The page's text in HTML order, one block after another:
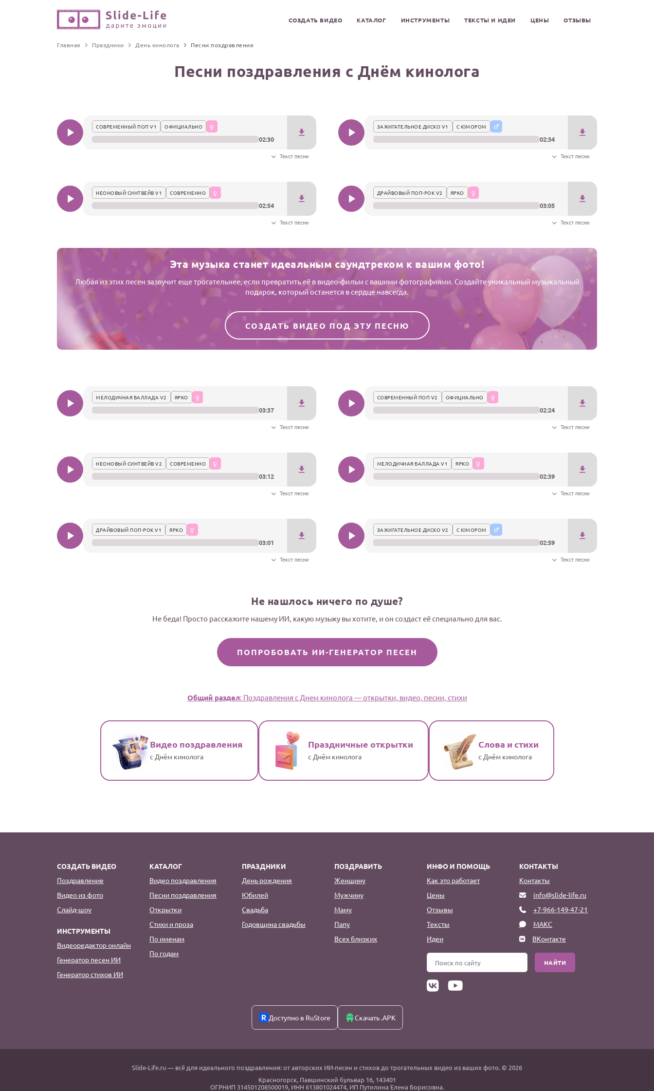
СОЗДАТЬ ВИДЕО КАТАЛОГ ИНСТРУМЕНТЫ ТЕКСТЫ И ИДЕИ ЦЕНЫ ОТЗЫВЫ
Главная Праздники День кинолога Песни поздравления
Песни поздравления с Днём кинолога
СОВРЕМЕННЫЙ ПОП V1 ОФИЦИАЛЬНО
02:30
Текст песни
ЗАЖИГАТЕЛЬНОЕ ДИСКО V1 С ЮМОРОМ
02:34
Текст песни
НЕОНОВЫЙ СИНТВЕЙВ V1 СОВРЕМЕННО
02:54
Текст песни
ДРАЙВОВЫЙ ПОП-РОК V2 ЯРКО
03:05
Текст песни
Эта музыка станет идеальным саундтреком к вашим фото!
Любая из этих песен зазвучит еще трогательнее, если превратить её в видео-фильм с вашими фотографиями. Создайте уникальный музыкальный
подарок, который останется в сердце навсегда.
СОЗДАТЬ ВИДЕО ПОД ЭТУ ПЕСНЮ
МЕЛОДИЧНАЯ БАЛЛАДА V2 ЯРКО
03:37
Текст песни
СОВРЕМЕННЫЙ ПОП V2 ОФИЦИАЛЬНО
02:24
Текст песни
НЕОНОВЫЙ СИНТВЕЙВ V2 СОВРЕМЕННО
03:12
Текст песни
МЕЛОДИЧНАЯ БАЛЛАДА V1 ЯРКО
02:39
Текст песни
ДРАЙВОВЫЙ ПОП-РОК V1 ЯРКО
03:01
Текст песни
ЗАЖИГАТЕЛЬНОЕ ДИСКО V2 С ЮМОРОМ
02:59
Текст песни
Не нашлось ничего по душе?
Не беда! Просто расскажите нашему ИИ, какую музыку вы хотите, и он создаст её специально для вас.
ПОПРОБОВАТЬ ИИ-ГЕНЕРАТОР ПЕСЕН
Общий раздел: Поздравления с Днем кинолога — открытки, видео, песни, стихи
Видео поздравления
с Днём кинолога
Праздничные открытки
с Днём кинолога
Слова и стихи
с Днём кинолога
СОЗДАТЬ ВИДЕО
Поздравление
Видео из фото
Слайд-шоу
ИНСТРУМЕНТЫ
Видеоредактор онлайн
Генератор песен ИИ
Генератор стихов ИИ
КАТАЛОГ
Видео поздравления
Песни поздравления
Открытки
Стихи и проза
По именам
По годам
ПРАЗДНИКИ
День рождения
Юбилей
Свадьба
Годовщина свадьбы
ПОЗДРАВИТЬ
Женщину
Мужчину
Маму
Папу
Всех близких
ИНФО И ПОМОЩЬ
Как это работает
Цены
Отзывы
Тексты
Идеи
КОНТАКТЫ
Контакты
info@slide-life.ru
+7-966-149-47-21
МАКС
ВКонтакте
НАЙТИ
Доступно в RuStore Скачать .APK
Slide-Life.ru— всё для идеального поздравления: от авторских ИИ-песен и стихов до трогательных видео из ваших фото. © 2026
Красногорск, Павшинский бульвар 16, 143401
ОГРНИП 314501208500019, ИНН 613801024474, ИП Путилина Елена Борисовна.